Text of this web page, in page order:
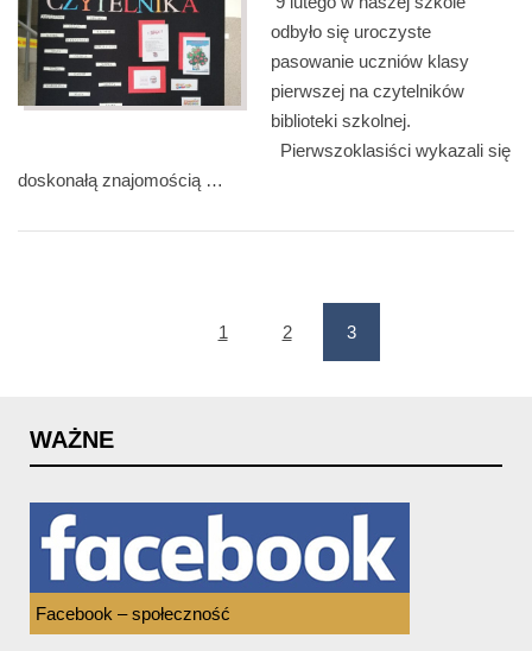
odbyło się uroczyste
pasowanie uczniów klasy
pierwszej na czytelników
biblioteki szkolnej.
Pierwszoklasiści wykazali się
doskonałą znajomością …
1 2
3
WAŻNE
Facebook – społeczność